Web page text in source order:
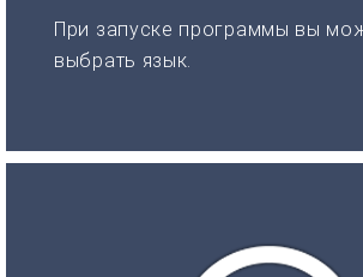
При запуске программы вы
выбрать язык.